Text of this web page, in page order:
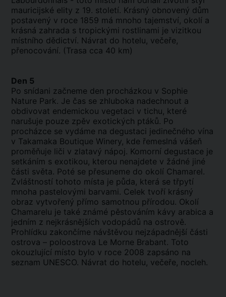
mauricijské elity z 19. století. Krásný obnovený dům
postavený v roce 1859 má mnoho tajemství, okolí a
krásná zahrada s tropickými rostlinami je vizitkou
místního dědictví. Návrat do hotelu, večeře,
přenocování. (Trasa cca 40 km)
Den 5
Po snídani začneme den procházkou v Sophie
Nature Park. Je čas se zhluboka nadechnout a
obdivovat endemickou vegetaci v tichu, které
narušuje pouze zpěv exotických ptáků. Po
procházce se vydáme na degustaci jedinečného vína
v Takamaka Boutique Winery, kde řemeslná vášeň
proměňuje liči v zlatavý nápoj. Komorní degustace je
setkáním s exotikou, kterou nenajdete v žádné jiné
části světa. Poté se přesuneme do okolí Chamarel.
Zvláštností tohoto místa je půda, která se třpytí
mnoha pastelovými barvami. Celek tvoří krásný
obraz vytvořený přímo samotnou přírodou. Okolí
Chamarelu je také známé pěstováním kávy arabica a
jedním z nejkrásnějších vodopádů na ostrově.
Prohlídku zakončíme návštěvou nejzápadnější části
ostrova – poloostrova Le Morne Brabant. Toto
okouzlující místo bylo v roce 2008 zapsáno na
seznam UNESCO. Návrat do hotelu, večeře, nocleh.